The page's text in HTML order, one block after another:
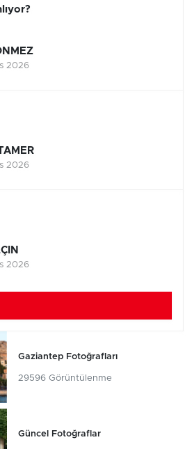
2026
2026
2026
Gaziantep Fotoğrafları
29596 Görüntülenme
Güncel Fotoğraflar